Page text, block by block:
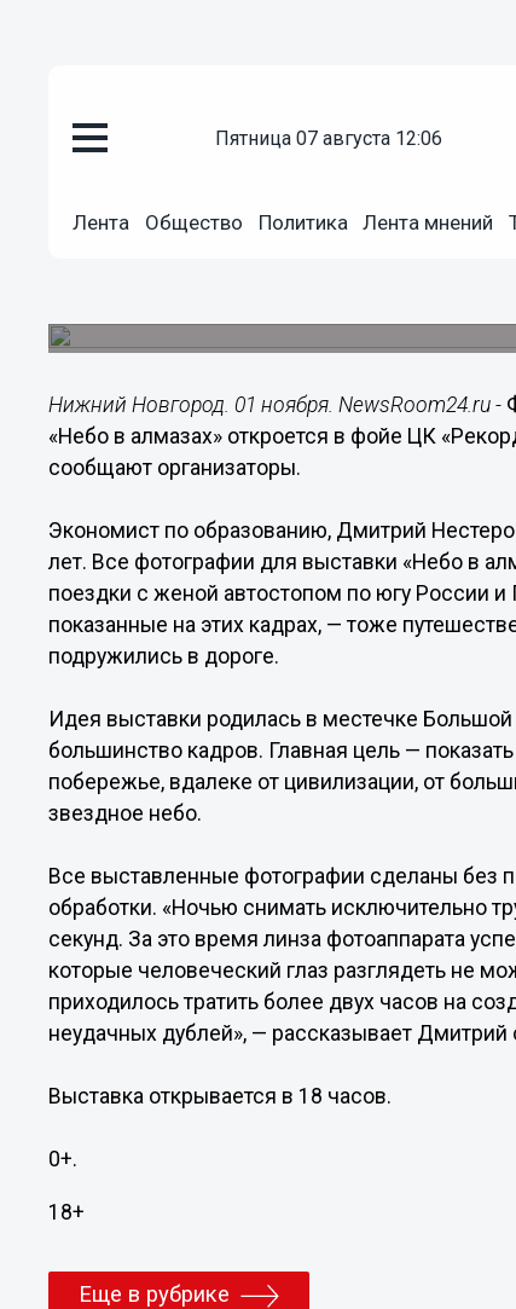
пятница 07 августа 12:06
Лента Общество Политика Лента мнений
Фотовыставку Дмитрия
Нижний Новгород. 01 ноября. NewsRoom24.ru -
«Небо в алмазах» откроется в фойе ЦК
сообщают организаторы.
Экономист по образованию, Дмитрий
лет. Все фотографии для выставки «Небо в
поездки с женой автостопом по югу России
показанные на этих кадрах, — тоже
подружились в дороге.
Идея выставки родилась в местечке
большинство кадров. Главная цель —
побережье, вдалеке от цивилизации, от
звездное небо.
Все выставленные фотографии сделаны без
обработки. «Ночью снимать исключительно
секунд. За это время линза фотоаппарата
которые человеческий глаз разглядеть не
приходилось тратить более двух часов на
неудачных дублей», — рассказывает
Выставка открывается в 18 часов.
0+.
18+
Еще в рубрике